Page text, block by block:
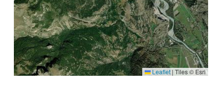
Leaflet | Tiles © Esri